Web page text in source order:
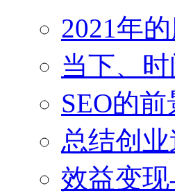
2021年
当下、
SEO的
总结创
效益变现